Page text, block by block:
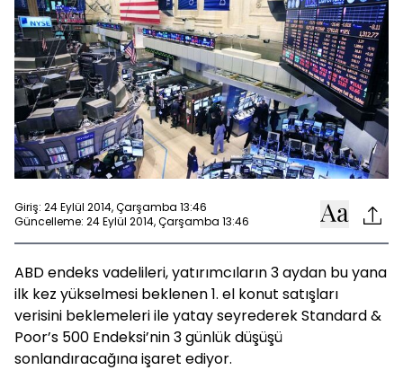
Giriş: 24 Eylül 2014, Çarşamba 13:46
Güncelleme: 24 Eylül 2014, Çarşamba 13:46
ABD endeks vadelileri, yatırımcıların 3 aydan bu yana
ilk kez yükselmesi beklenen 1. el konut satışları
verisini beklemeleri ile yatay seyrederek Standard &
Poor’s 500 Endeksi’nin 3 günlük düşüşü
sonlandıracağına işaret ediyor.